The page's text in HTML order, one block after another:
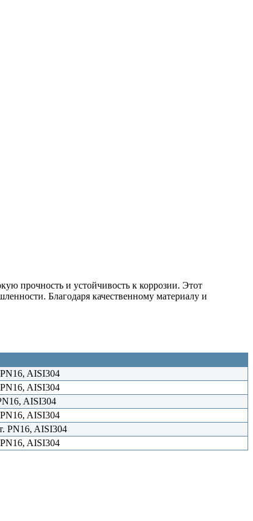
прочность и устойчивость к коррозии. Этот
Благодаря качественному материалу и
AISI304
AISI304
AISI304
AISI304
PN16, AISI304
AISI304